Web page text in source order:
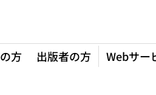
方 出版者の方 Webサー